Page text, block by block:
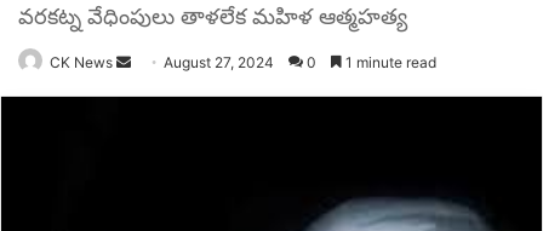
వరకట్న వేధింపులు తాళలేక మహిళ ఆత్మహత్య
CK News
SendAugust 27, 2024 0 1 minute read